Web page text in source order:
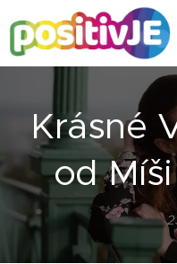
Krásné
od